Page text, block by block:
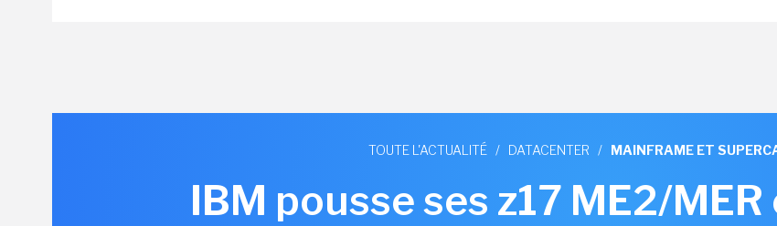
TOUTE L'ACTUALITÉ / DATACENTER / MAINFRAME ET
IBM pousse ses z17 ME2/